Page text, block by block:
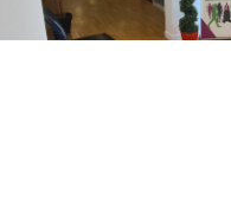
A propos